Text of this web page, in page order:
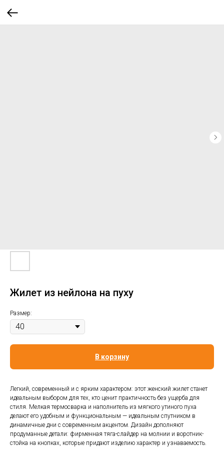
Жилет из нейлона на пуху
Размер:
В корзину
Легкий, современный и с ярким характером: этот женский жилет станет
идеальным выбором для тех, кто ценит практичность без ущерба для
стиля. Мелкая термосварка и наполнитель из мягкого утиного пуха
делают его удобным и функциональным — идеальным спутником в
динамичные дни с современным акцентом. Дизайн дополняют
продуманные детали: фирменная тяга-слайдер на молнии и воротник-
стойка на кнопках, которые придают изделию характер и узнаваемость.